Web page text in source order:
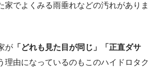
家でよくみる雨垂れなどの汚れがありま
が 「どれも見た目が同じ」「正直ダサ
理由になっているのもこのハイドロタク